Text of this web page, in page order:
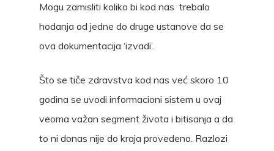
Mogu zamisliti koliko bi kod nas trebalo
hodanja od jedne do druge ustanove da se
ova dokumentacija ‘izvadi’.
Što se tiče zdravstva kod nas već skoro 10
godina se uvodi informacioni sistem u ovaj
veoma važan segment života i bitisanja a da
to ni donas nije do kraja provedeno. Razlozi